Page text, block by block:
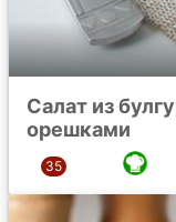
Салат из
орешками